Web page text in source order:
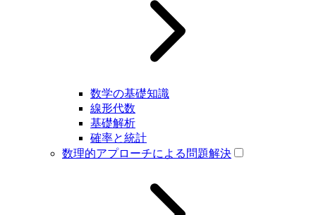
数学の基礎知識
線形代数
基礎解析
確率と統計
数理的アプローチによる問題解決